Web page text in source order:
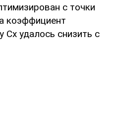
с точки
коэффициент
Сх удалось снизить с